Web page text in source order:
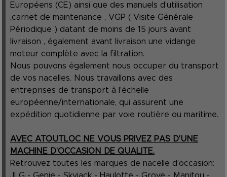
Européens (CE) ainsi que des manuels d’utilisation
,carnet de maintenance , VGP ( Visite Générale
Périodique ) datant de moins de 15 jours avant
livraison , également avant livraison une vidange
moteur complète avec la filtration.
Nous pouvons également nous occuper du transport
de vos nacelles. Nous travaillons avec des
entreprises de transport à l’échelle
européenne/internationale, qui assurent une
expédition quotidienne par voie routière ou maritime.
AVEC ATOUTLOC NE VOUS PRIVEZ PAS D'UNE
MACHINE D’OCCASION DE QUALITE.
Retrouvez toutes les marques de nacelle d’occasion:
JLG - Genie - Skyjack - Haulotte - Grove - Manitou -